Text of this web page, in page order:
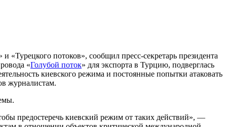
потоков», сообщил пресс-секретарь президента
«Голубой поток» для экспорта в Турцию, подверглась
киевского режима и постоянные попытки атаковать
журналистам.
предостеречь киевский режим от таких действий», —